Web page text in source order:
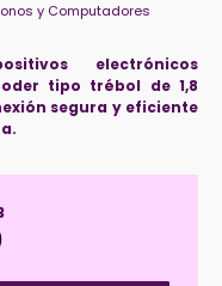
y Computadores
electrónicos
tipo trébol de 1,8
segura y eficiente